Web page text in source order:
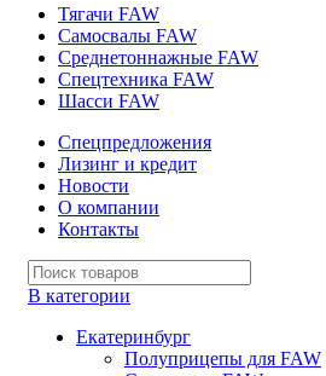
Тягачи FAW
Самосвалы FAW
Среднетоннажные FAW
Спецтехника FAW
Шасси FAW
Спецпредложения
Лизинг и кредит
Новости
О компании
Контакты
В категории
Екатеринбург
Полуприцепы для FAW